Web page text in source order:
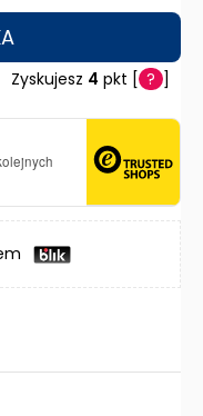
Zyskujesz 4 pkt [ ? ]